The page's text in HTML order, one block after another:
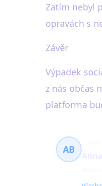
Zatím nebyl
opravách s
Závěr
Výpadek
z nás občas
platforma
AB